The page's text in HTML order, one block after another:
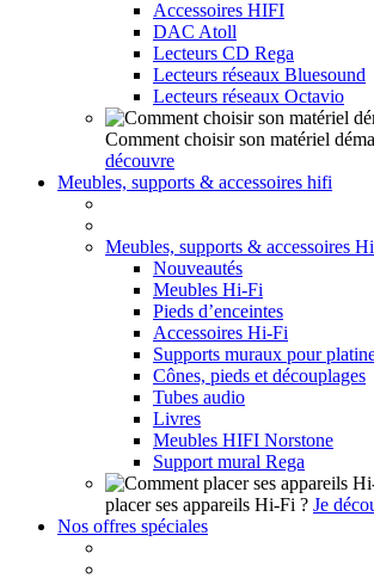
Accessoires HIFI
DAC Atoll
Lecteurs CD Rega
Lecteurs réseaux Bluesound
Lecteurs réseaux Octavio
Comment choisir son matériel
découvre
Meubles, supports & accessoires hifi
Meubles, supports & accessoires
Nouveautés
Meubles Hi-Fi
Pieds d’enceintes
Accessoires Hi-Fi
Supports muraux pour
Cônes, pieds et découplages
Tubes audio
Livres
Meubles HIFI Norstone
Support mural Rega
placer ses appareils Hi-Fi ? Je
Nos offres spéciales